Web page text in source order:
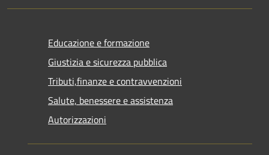
Educazione e formazione
Giustizia e sicurezza pubblica
Tributi,finanze e contravvenzioni
Salute, benessere e assistenza
Autorizzazioni